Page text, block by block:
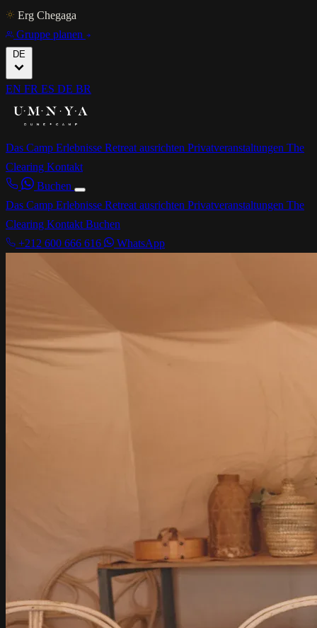
Erg Chegaga
Gruppe planen
DE
EN FR ES DE BR
Das Camp Erlebnisse Retreat ausrichten Privatveranstaltungen The
Clearing Kontakt
Buchen
Das Camp Erlebnisse Retreat ausrichten Privatveranstaltungen The
Clearing Kontakt Buchen
+212 600 666 616
WhatsApp